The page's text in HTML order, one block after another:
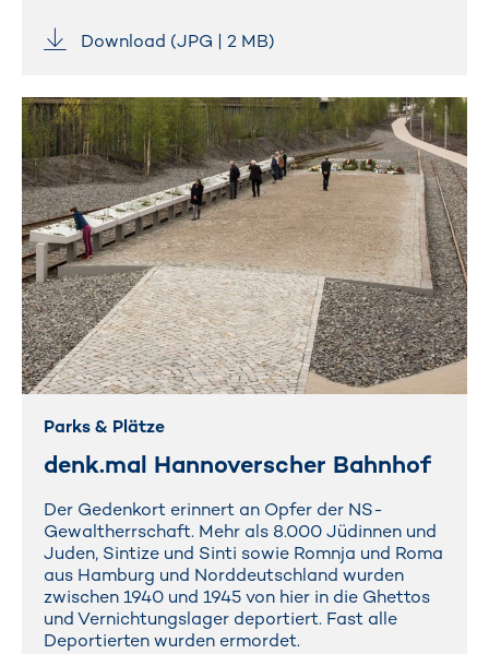
Download (JPG | 2 MB)
Parks & Plätze
denk.mal Hannoverscher Bahnhof
Der Gedenkort erinnert an Opfer der NS-
Gewaltherrschaft. Mehr als 8.000 Jüdinnen und
Juden, Sintize und Sinti sowie Romnja und Roma
aus Hamburg und Norddeutschland wurden
zwischen 1940 und 1945 von hier in die Ghettos
und Vernichtungslager deportiert. Fast alle
Deportierten wurden ermordet.